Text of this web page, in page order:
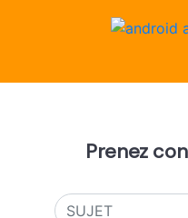
Prenez